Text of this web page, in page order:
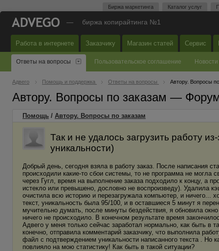
Биржа маркетинга Каталог услуг
— биржа копирайтинга №1
Работа в интернете Заказчику Магазин статей Сервис
Ответы на вопросы Пользовательское соглашение Новости
Адвего Помощь и поддержка Ответы на вопросы Автору. Вопросы
Автору. Вопросы по заказам —
Помощь / Автору. Вопросы по заказам
Так и не удалось загрузить работу
уникальности)
Добрый день, сегодня взяла в работу заказ. После написания
происходили какие-то сбои системы, то не программа не могла
через Гугл, время на выполнение заказа подходило к концу, а
истекло или превышено, дословно не воспроизведу). Удалила
очистила всю историю и перезагружала компьютер, и ничего...
текст, уникальность была 95/100, и в оставшиеся 5 минут я
мучительно думать, после минуты бездействия, я обновила
ничего не происходило. В конечном результате время
Адвего у меня только сейчас заработал нормально, как быть в
конечно, отправила комментарий заказчику, что выполнила
файл с подтверждением уникальности написанного текста . Но
повлияло на мою статистику! Как быть в такой ситуации?